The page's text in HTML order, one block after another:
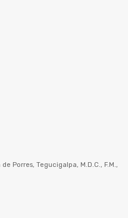
Porres, Tegucigalpa, M.D.C., F.M.,